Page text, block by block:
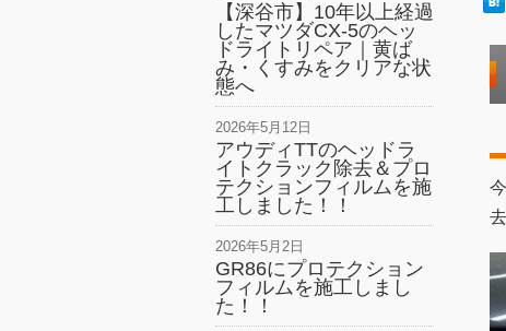
【深谷市】10年以上経過
したマツダCX-5のヘッ
ドライトリペア｜黄ば
み・くすみをクリアな状
態へ
2026年5月12日
アウディTTのヘッドラ
イトクラック除去＆プロ
テクションフィルムを施
工しました！！
2026年5月2日
GR86にプロテクション
フィルムを施工しまし
た！！